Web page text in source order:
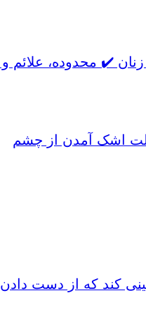
✔️ محدوده، علائم و
اشک آمدن از چشم
کند که از دست